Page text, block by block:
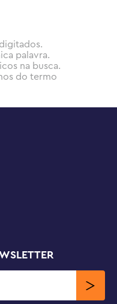
palavra.
na busca.
do termo